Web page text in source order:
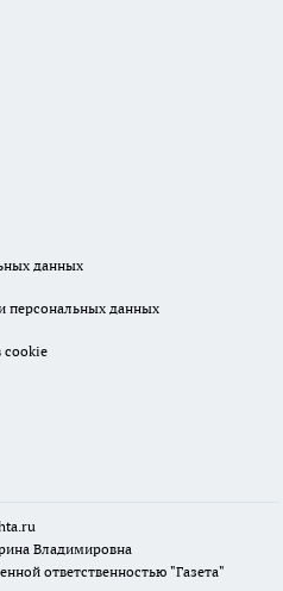
данных
персональных данных
cookie
Владимировна
ответственностью "Газета"